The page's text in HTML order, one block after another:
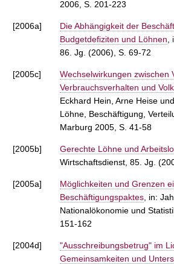
2006, S. 201-223
[2006a]
Die Abhängigkeit der
Budgetdefiziten und Löhnen
86. Jg. (2006), S. 69-72
[2005c]
Wechselwirkungen zwischen
Verbrauchsverhalten und
Eckhard Hein, Arne Heise
Löhne, Beschäftigung,
Marburg 2005, S. 41-58
[2005b] Gerechte Löhne und
Wirtschaftsdienst, 85. Jg.
[2005a]
Möglichkeiten und Grenzen
Beschäftigungspaktes , in:
Nationalökonomie und
151-162
[2004d]
"Ausschreibungsbetrug" im
Gemeinsamkeiten und